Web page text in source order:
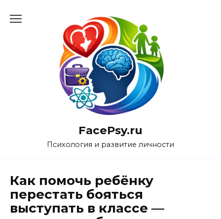
FacePsy.ru
Психология и развитие личности
Как помочь ребёнку
перестать бояться
выступать в классе —